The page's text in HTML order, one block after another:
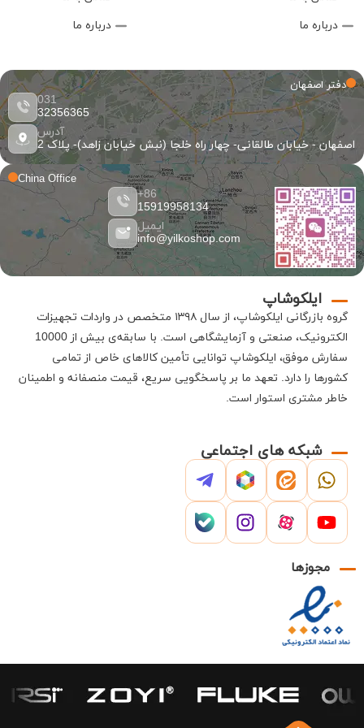
درباره ما
درباره ما
China Office
86+
15919958134
ایمیل
info@yilkoshop.com
دفتر اصفهان
031
32356365
آدرس
اصفهان - خیابان طالقانی- چهار راه خلجا (نبش خیابان زاهد)- پلاک 2
ایلکوشاپ
گروه بازرگانی ایلکوشاپ
، از سال ۱۳۹۸ متخصص در واردات تجهیزات
الکترونیک، صنعتی و آزمایشگاهی است.
با سابقه‌ی بیش از 10000
سفارش موفق، ایلکوشاپ توانایی تأمین کالاهای خاص از تمامی
کشورها را دارد. تعهد ما بر پاسخگویی سریع، قیمت منصفانه و اطمینان
خاطر مشتری استوار است.
شبکه های اجتماعی
مجوزها